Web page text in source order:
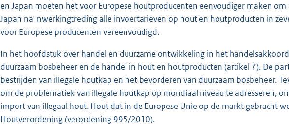
en Japan moeten het voor Europese houtproducenten eenvoudiger maken
Japan na inwerkingtreding alle invoertarieven op hout en houtproducten in
voor Europese producenten vereenvoudigd.
In het hoofdstuk over handel en duurzame ontwikkeling in het
duurzaam bosbeheer en de handel in hout en houtproducten (artikel 7). De
bestrijden van illegale houtkap en het bevorderen van duurzaam bosbeheer.
om de problematiek van illegale houtkap op mondiaal niveau te adresseren,
import van illegaal hout. Hout dat in de Europese Unie op de markt gebracht
Houtverordening (verordening 995/2010).